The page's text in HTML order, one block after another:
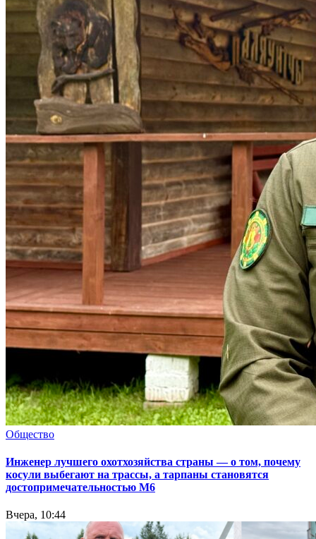
Общество
Инженер лучшего охотхозяйства страны — о том, почему
косули выбегают на трассы, а тарпаны становятся
достопримечательностью М6
Вчера, 10:44